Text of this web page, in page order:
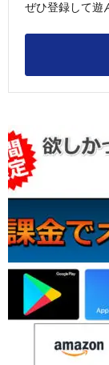
ぜひ登録して遊